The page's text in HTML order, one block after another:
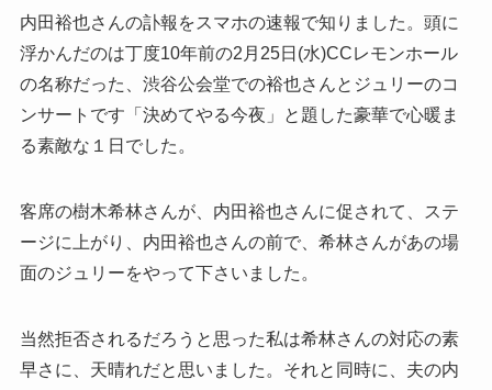
内田裕也さんの訃報をスマホの速報で知りました。頭に
浮かんだのは丁度10年前の2月25日(水)CCレモンホール
の名称だった、渋谷公会堂での裕也さんとジュリーのコ
ンサートです「決めてやる今夜」と題した豪華で心暖ま
る素敵な１日でした。
客席の樹木希林さんが、内田裕也さんに促されて、ステ
ージに上がり、内田裕也さんの前で、希林さんがあの場
面のジュリーをやって下さいました。
当然拒否されるだろうと思った私は希林さんの対応の素
早さに、天晴れだと思いました。それと同時に、夫の内